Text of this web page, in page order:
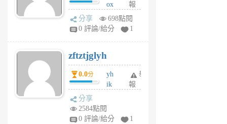
前
ox
rh
pe
月
前
報
分享
698點閱
0 評論/給分
1
zftztjglyh
0.0分
yh
ik
tu
舉
報
分享
2584點閱
0 評論/給分
1